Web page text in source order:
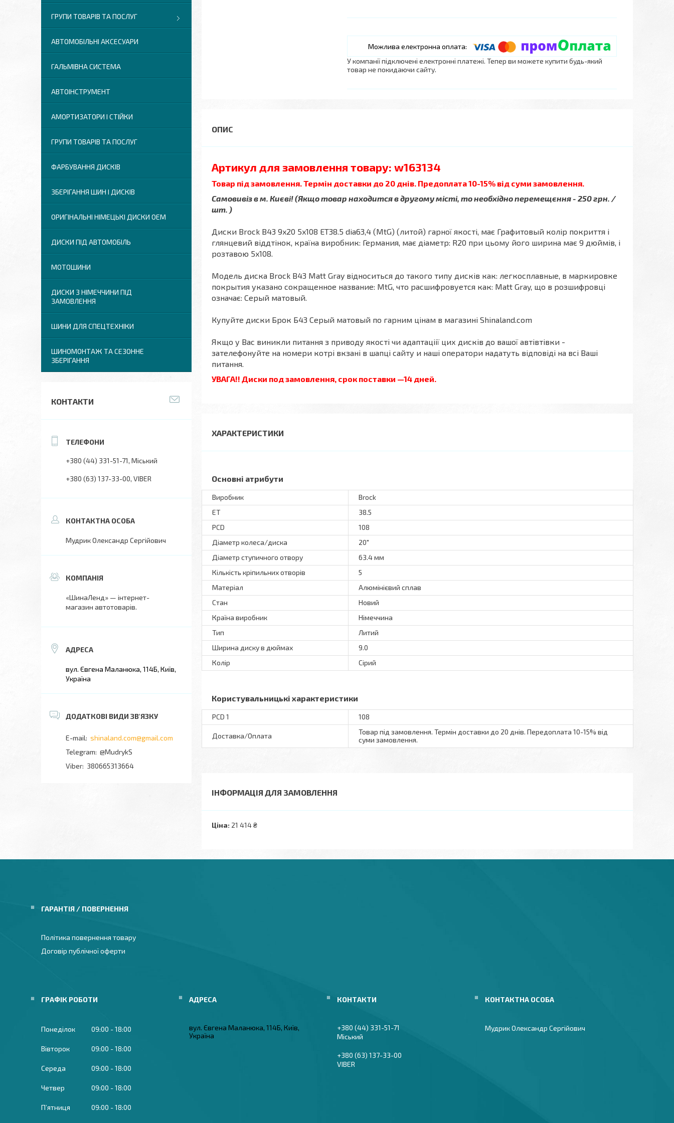
У компанії підключені електронні платежі. Тепер ви можете купити будь-який
товар не покидаючи сайту.
Артикул для замовлення товару: w163134
Товар під замовлення. Термін доставки до 20 днів. Предоплата 10-15% від суми замовлення.
Самовивіз в м. Києві! (Якщо товар находится в другому місті, то необхідно перемещєння - 250 грн. /
шт. )
Диски Brock B43 9x20 5x108 ET38.5 dia63,4 (MtG) (литой) гарної якості, має Графитовый колір покриття і
глянцевий віддтінок, країна виробник: Германия, має діаметр: R20 при цьому його ширина має 9 дюймів, і
розтавою 5x108.
Модель диска Brock B43 Matt Gray відноситься до такого типу дисків как: легкосплавные, в маркировке
покрытия указано сокращенное название: MtG, что расшифровуется как: Matt Gray, що в розшифровці
означає: Серый матовый.
Купуйте диски Брок Б43 Серый матовый по гарним цінам в магазині Shinaland.com
Якщо у Вас виникли питання з приводу якості чи адаптаціії цих дисків до вашої автівтівки -
зателефонуйте на номери котрі вкзані в шапці сайту и наші оператори надатуть відповіді на всі Ваші
питання.
УВАГА!! Диски под замовлення, срок поставки —14 дней.
ХАРАКТЕРИСТИКИ
Основні атрибути
Виробник
Brock
ET
38.5
PCD
108
Діаметр колеса/диска
20"
Діаметр ступичного отвору
63.4 мм
Кількість кріпильних отворів
5
Матеріал
Алюмінієвий сплав
Стан
Новий
Країна виробник
Німеччина
Тип
Литий
Ширина диску в дюймах
9.0
Колір
Сірий
Користувальницькі характеристики
PCD 1 108
Доставка/Оплата
Товар під замовлення. Термін доставки до 20 днів. Передоплата 10-15% від
суми замовлення.
ІНФОРМАЦІЯ ДЛЯ ЗАМОВЛЕННЯ
Ціна: 21 414 ₴
ГРУПИ ТОВАРІВ ТА ПОСЛУГ
АВТОМОБІЛЬНІ АКСЕСУАРИ
ГАЛЬМІВНА СИСТЕМА
АВТОІНСТРУМЕНТ
АМОРТИЗАТОРИ І СТІЙКИ
ГРУПИ ТОВАРІВ ТА ПОСЛУГ
ФАРБУВАННЯ ДИСКІВ
ЗБЕРІГАННЯ ШИН І ДИСКІВ
ОРИГІНАЛЬНІ НІМЕЦЬКІ ДИСКИ OEM
ДИСКИ ПІД АВТОМОБІЛЬ
МОТОШИНИ
ДИСКИ З НІМЕЧЧИНИ ПІД
ЗАМОВЛЕННЯ
ШИНИ ДЛЯ СПЕЦТЕХНІКИ
ШИНОМОНТАЖ ТА СЕЗОННЕ
ЗБЕРІГАННЯ
КОНТАКТИ
+380 (44) 331-51-71 Міський
+380 (63) 137-33-00 VIBER
Мудрик Олександр Сергійович
«ШинаЛенд» — інтернет-
магазин автотоварів.
вул. Євгена Маланюка, 114Б, Київ,
Україна
shinaland.com@gmail.com
@MudrykS
380665313664
ГАРАНТІЯ / ПОВЕРНЕННЯ
Політика повернення товару
Договір публічної оферти
ГРАФІК РОБОТИ
Понеділок 09:00 18:00
Вівторок 09:00 18:00
Середа 09:00 18:00
Четвер 09:00 18:00
Пʼятниця 09:00 18:00
вул. Євгена Маланюка, 114Б, Київ,
Україна
+380 (44) 331-51-71
Міський
+380 (63) 137-33-00
VIBER
Мудрик Олександр Сергійович